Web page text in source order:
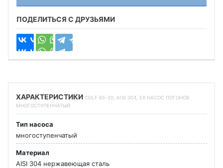
ПОДЕЛИТЬСЯ С ДРУЗЬЯМИ
ХАРАКТЕРИСТИКИ CDLF 65-20, AISI 304, EX НАСОС ПОГОНОВ
МНОГОСТУПЕНЧАТЫЙ
Тип насоса
многоступенчатый
Материал
AISI 304 нержавеющая сталь